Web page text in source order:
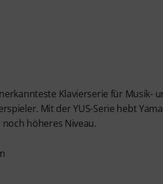
Klavierserie für Musik-
Mit der YUS-Serie hebt
höheres Niveau.